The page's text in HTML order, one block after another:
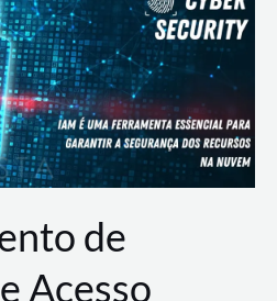
de
Acesso